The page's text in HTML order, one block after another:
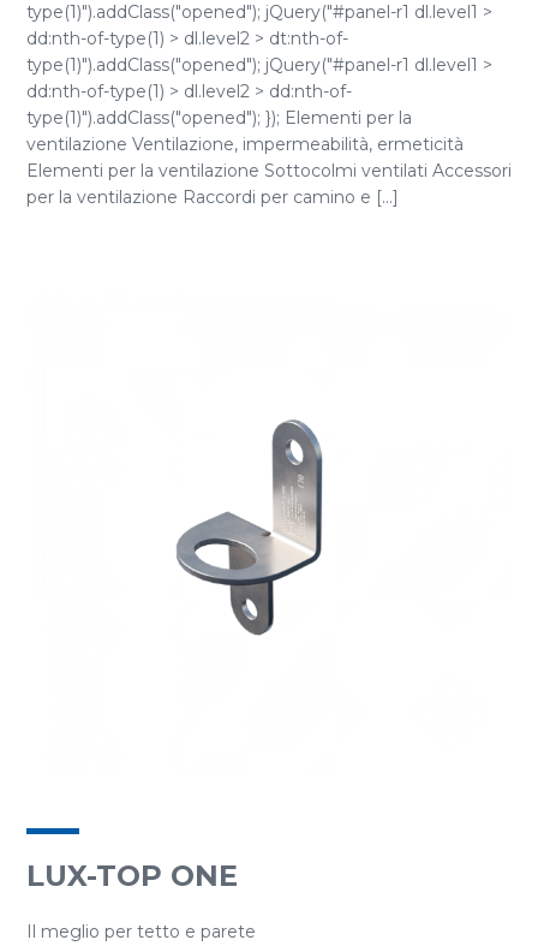
type(1)").addClass("opened"); jQuery("#panel-r1 dl.level1 >
dd:nth-of-type(1) > dl.level2 > dt:nth-of-
type(1)").addClass("opened"); jQuery("#panel-r1 dl.level1 >
dd:nth-of-type(1) > dl.level2 > dd:nth-of-
type(1)").addClass("opened"); }); Elementi per la
ventilazione Ventilazione, impermeabilità, ermeticità
Elementi per la ventilazione Sottocolmi ventilati Accessori
per la ventilazione Raccordi per camino e [...]
LUX-TOP ONE
Il meglio per tetto e parete